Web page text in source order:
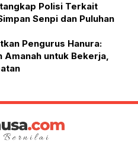
Polisi Terkait
Senpi dan Puluhan
Pengurus Hanura:
Amanah untuk Bekerja,